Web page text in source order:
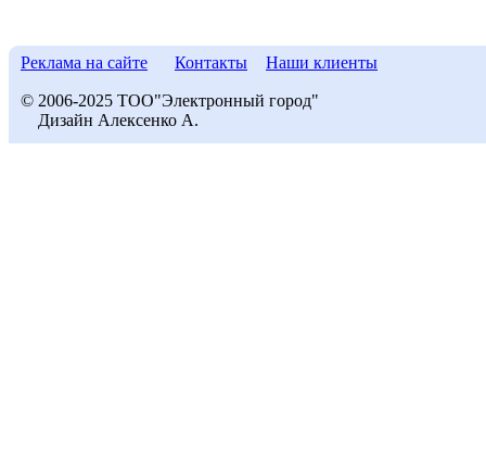
Реклама на сайте Контакты Наши клиенты
© 2006-2025 ТОО"Электронный город"
Дизайн Алексенко А.